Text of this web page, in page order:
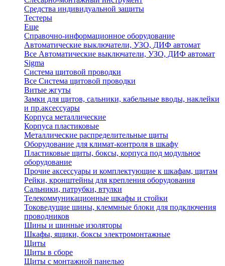
Средства индивидуальной защиты
Тестеры
Еще
Справочно-информационное оборудование
Автоматические выключатели, УЗО, ДИФ автомат
Все Автоматические выключатели, УЗО, ДИФ автомат
Sigma
Система щитовой проводки
Все Система щитовой проводки
Витые жгуты
Замки для щитов, сальники, кабельные вводы, наклейки
и пр.аксессуары
Корпуса металлические
Корпуса пластиковые
Металлические распределительные щиты
Оборудование для климат-контроля в шкафу
Пластиковые щиты, боксы, корпуса под модульное
оборудование
Прочие аксессуары и комплектующие к шкафам, щитам
Рейки, кронштейны для крепления оборудования
Сальники, патрубки, втулки
Телекоммуникационные шкафы и стойки
Токоведущие шины, клеммные блоки для подключения
проводников
Шины и шинные изоляторы
Шкафы, ящики, боксы электромонтажные
Щиты
Щиты в сборе
Щиты с монтажной панелью